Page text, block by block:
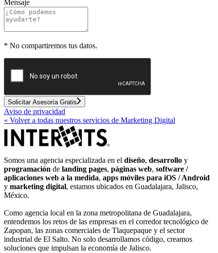
Mensaje
* No compartiremos tus datos.
Solicitar Asesoría Gratis
Aviso de privacidad
« Volver a todas nuestros servicios de Marketing Digital
Somos una agencia especializada en el diseño, desarrollo y
programación de landing pages, páginas web, software /
aplicaciones web a la medida, apps móviles para iOS / Android
y marketing digital, estamos ubicados en Guadalajara, Jalisco,
México.
Como agencia local en la zona metropolitana de Guadalajara,
entendemos los retos de las empresas en el corredor tecnológico de
Zapopan, las zonas comerciales de Tlaquepaque y el sector
industrial de El Salto. No solo desarrollamos código, creamos
soluciones que impulsan la economía de Jalisco.